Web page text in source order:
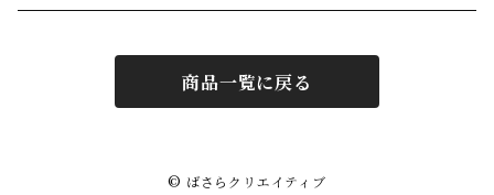
商品一覧に戻る
© ばさらクリエイティブ